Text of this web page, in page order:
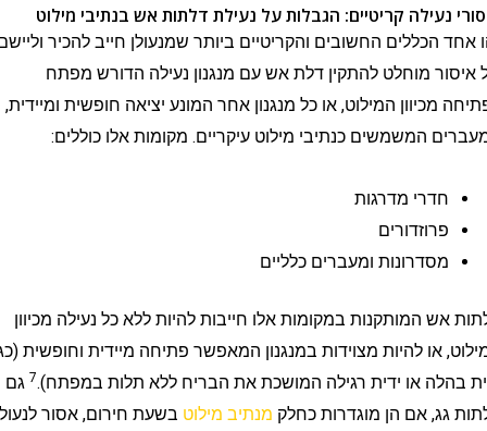
קריטיים: הגבלות על נעילת דלתות אש בנתיבי מילוט
הכללים החשובים והקריטיים ביותר שמנעולן חייב להכיר וליישם:
מוחלט להתקין דלת אש עם מנגנון נעילה הדורש מפתח
המילוט, או כל מנגנון אחר המונע יציאה חופשית ומיידית,
המשמשים כנתיבי מילוט עיקריים. מקומות אלו כוללים:
חדרי מדרגות
פרוזדורים
מסדרונות ומעברים כלליים
המותקנות במקומות אלו חייבות להיות ללא כל נעילה מכיוון
או להיות מצוידות במנגנון המאפשר פתיחה מיידית וחופשית (כגון
או ידית רגילה המושכת את הבריח ללא תלות במפתח).7גם
אם הן מוגדרות כחלקמנתיב מילוטבשעת חירום, אסור לנעול